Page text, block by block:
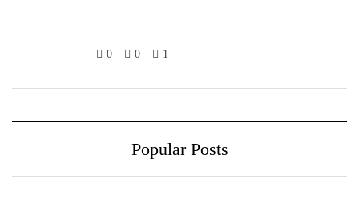
0 0 1
Popular Posts